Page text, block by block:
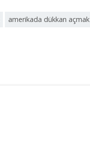
amerikada dükkan açmak